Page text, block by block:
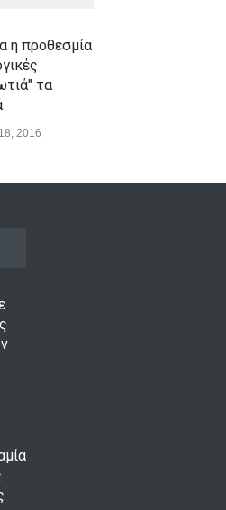
η προθεσμία
τα
2016